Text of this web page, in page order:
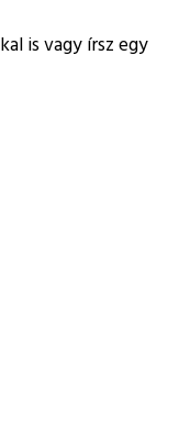
is vagy írsz egy